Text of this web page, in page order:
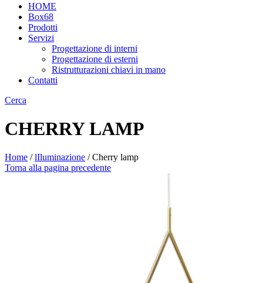
HOME
Box68
Prodotti
Servizi
Progettazione di interni
Progettazione di esterni
Ristrutturazioni chiavi in mano
Contatti
Cerca
CHERRY LAMP
Home / lIluminazione /Cherry lamp
Torna alla pagina precedente